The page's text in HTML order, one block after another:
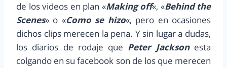
de los videos en plan «Making off«, «Behind the
Scenes» o «Como se hizo«, pero en ocasiones
dichos clips merecen la pena. Y sin lugar a dudas,
los diarios de rodaje que Peter Jacksonesta
colgando en su facebook son de los que merecen